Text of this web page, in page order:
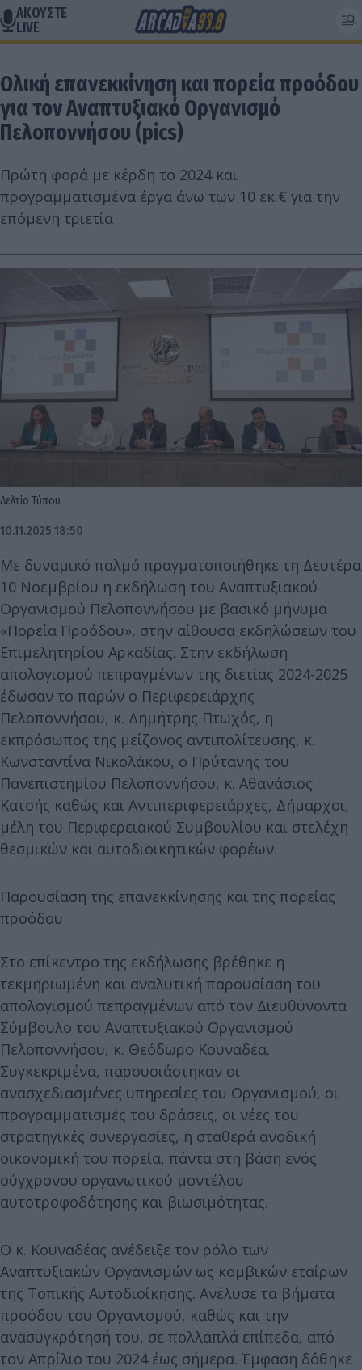
ΑΚΟΥΣΤΕ
LIVE
Ολική επανεκκίνηση και πορεία προόδου
για τον Αναπτυξιακό Οργανισμό
Πελοποννήσου (pics)
Πρώτη φορά με κέρδη το 2024 και
προγραμματισμένα έργα άνω των 10 εκ.€ για την
επόμενη τριετία
Δελτίο Τύπου
10.11.2025 18:50
Με δυναμικό παλμό πραγματοποιήθηκε τη Δευτέρα
10 Νοεμβρίου η εκδήλωση του Αναπτυξιακού
Οργανισμού Πελοποννήσου με βασικό μήνυμα
«Πορεία Προόδου», στην αίθουσα εκδηλώσεων του
Επιμελητηρίου Αρκαδίας. Στην εκδήλωση
απολογισμού πεπραγμένων της διετίας 2024-2025
έδωσαν το παρών ο Περιφερειάρχης
Πελοποννήσου, κ. Δημήτρης Πτωχός, η
εκπρόσωπος της μείζονος αντιπολίτευσης, κ.
Κωνσταντίνα Νικολάκου, ο Πρύτανης του
Πανεπιστημίου Πελοποννήσου, κ. Αθανάσιος
Κατσής καθώς και Αντιπεριφερειάρχες, Δήμαρχοι,
μέλη του Περιφερειακού Συμβουλίου και στελέχη
θεσμικών και αυτοδιοικητικών φορέων.
Παρουσίαση της επανεκκίνησης και της πορείας
προόδου
Στο επίκεντρο της εκδήλωσης βρέθηκε η
τεκμηριωμένη και αναλυτική παρουσίαση του
απολογισμού πεπραγμένων από τον Διευθύνοντα
Σύμβουλο του Αναπτυξιακού Οργανισμού
Πελοποννήσου, κ. Θεόδωρο Κουναδέα.
Συγκεκριμένα, παρουσιάστηκαν οι
ανασχεδιασμένες υπηρεσίες του Οργανισμού, οι
προγραμματισμές του δράσεις, οι νέες του
στρατηγικές συνεργασίες, η σταθερά ανοδική
οικονομική του πορεία, πάντα στη βάση ενός
σύγχρονου οργανωτικού μοντέλου
αυτοτροφοδότησης και βιωσιμότητας.
Ο κ. Κουναδέας ανέδειξε τον ρόλο των
Αναπτυξιακών Οργανισμών ως κομβικών εταίρων
της Τοπικής Αυτοδιοίκησης. Ανέλυσε τα βήματα
προόδου του Οργανισμού, καθώς και την
ανασυγκρότησή του, σε πολλαπλά επίπεδα, από
τον Απρίλιο του 2024 έως σήμερα. Έμφαση δόθηκε